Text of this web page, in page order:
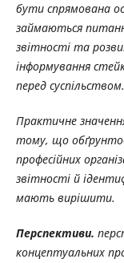
бути спрямована
займаються
звітності та
інформування
перед суспільством.
Практичне
тому, що
професійних
звітності й
мають вирішити.
Перспективи.
концептуальних